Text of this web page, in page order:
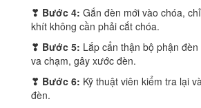
❣ Bước 4: Gắn đèn mới vào chóa,
khít không cần phải cắt chóa.
❣ Bước 5: Lắp cẩn thận bộ phận
va chạm, gây xước đèn.
❣ Bước 6: Kỹ thuật viên kiểm tra lại
đèn.